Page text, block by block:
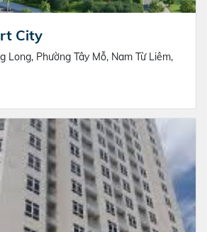
City
Long, Phường Tây Mỗ, Nam Từ Liêm,